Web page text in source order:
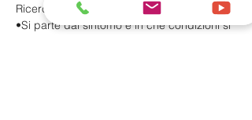
Ricerca guasti:
•Si parte dal sintomo e in che condizioni si